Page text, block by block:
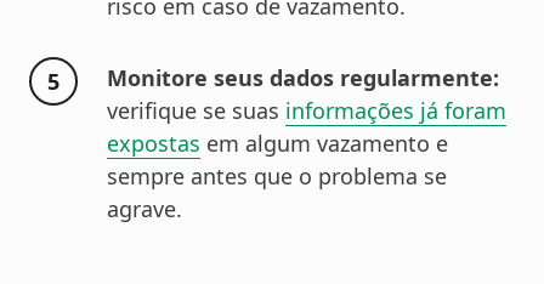
risco em caso de vazamento.
Monitore seus dados regularmente:
verifique se suas informações já foram
expostas em algum vazamento e
sempre antes que o problema se
agrave.